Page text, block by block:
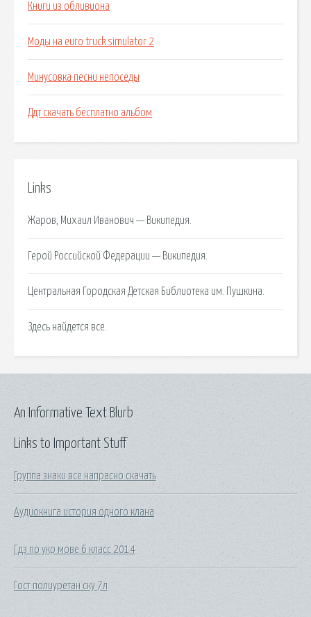
Книги из обливиона
Моды на euro truck simulator 2
Минусовка песни непоседы
Ддт скачать бесплатно альбом
Links
Жаров, Михаил Иванович — Википедия.
Герой Российской Федерации — Википедия.
Центральная Городская Детская Библиотека им. Пушкина.
Здесь найдется все.
Links to Important Stuff
Группа знаки все напрасно скачать
Аудиокнига история одного клана
Гдз по укр мове 6 класс 2014
Гост полиуретан ску 7л
An Informative Text Blurb